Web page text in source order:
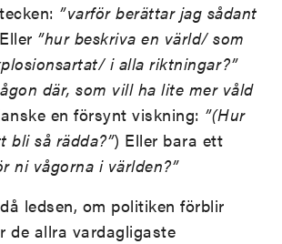
”varför berättar jag sådant
”hur beskriva en värld/ som
i alla riktningar?”
där, som vill ha lite mer våld
en försynt viskning: ”(Hur
bli så rädda?”) Eller bara ett
ni vågorna i världen?”
ledsen, om politiken förblir
de allra vardagligaste